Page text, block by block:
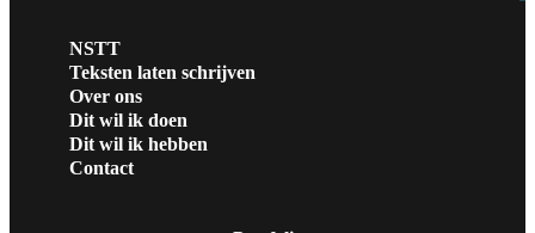
NSTT
Teksten laten schrijven
Over ons
Dit wil ik doen
Dit wil ik hebben
Contact